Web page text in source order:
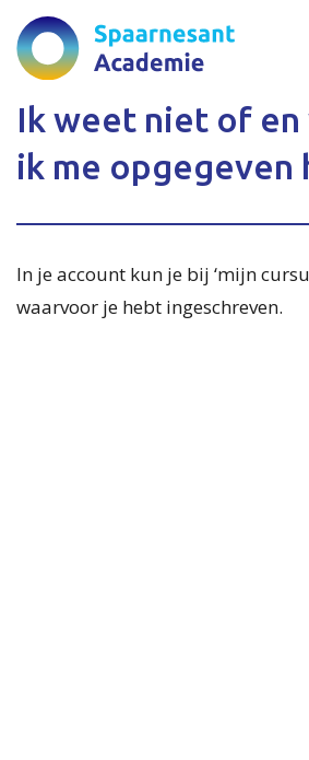
Ik weet niet of
ik me opgegeven
In je account kun je bij ‘mijn
waarvoor je hebt ingeschreven.